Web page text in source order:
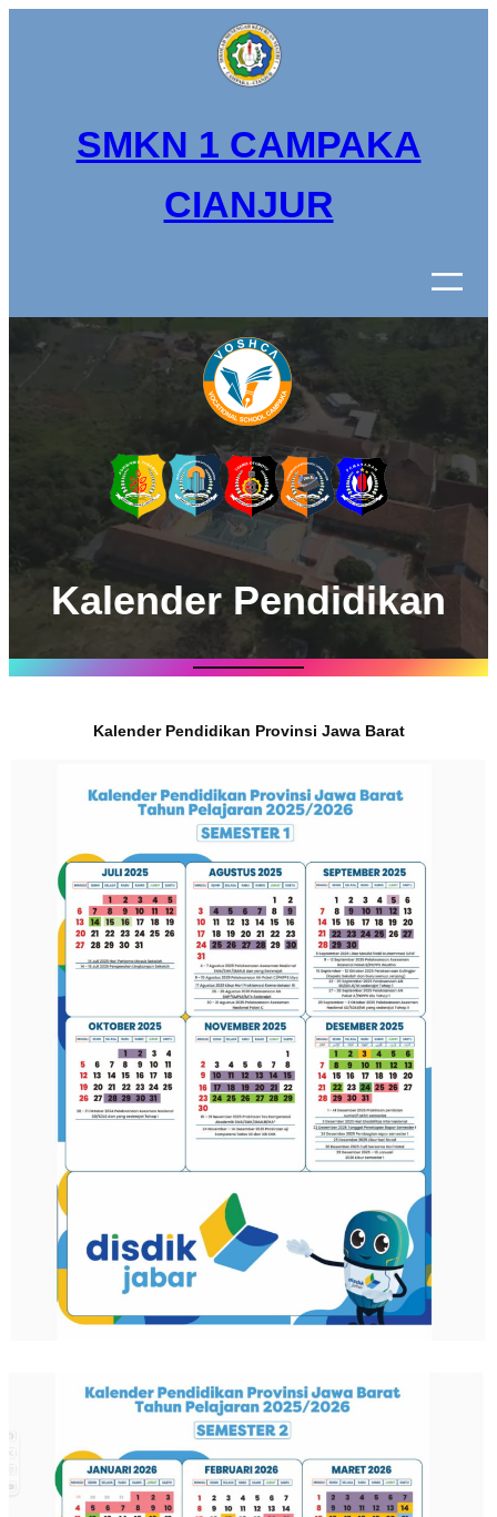
SMKN 1 CAMPAKA
CIANJUR
Kalender Pendidikan
Kalender Pendidikan Provinsi Jawa Barat